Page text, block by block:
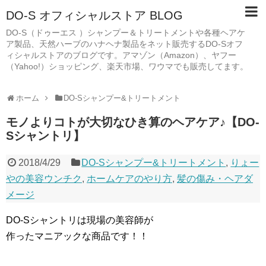
DO-S オフィシャルストア BLOG
DO-S（ドゥーエス ）シャンプー＆トリートメントや各種ヘアケ
ア製品、天然ハーブのハナヘナ製品をネット販売するDO-Sオフ
ィシャルストアのブログです。アマゾン（Amazon）、ヤフー
（Yahoo!）ショッピング、楽天市場、ワウマでも販売してます。
ホーム DO-Sシャンプー&トリートメント
モノよりコトが大切なひき算のヘアケア♪【DO-
Sシャントリ】
2018/4/29 DO-Sシャンプー&トリートメント , りょー
やの美容ウンチク , ホームケアのやり方, 髪の傷み・ヘアダ
メージ
DO-Sシャントリは現場の美容師が
作ったマニアックな商品です！！